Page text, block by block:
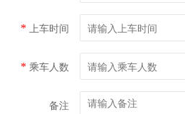
* 上车时间
* 乘车人数
备注